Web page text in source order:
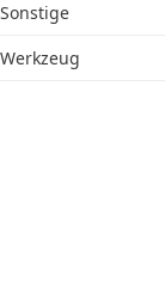
Sonstige
Werkzeug